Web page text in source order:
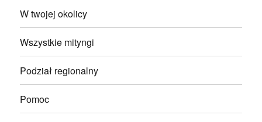
W twojej okolicy
Wszystkie mityngi
Podział regionalny
Pomoc